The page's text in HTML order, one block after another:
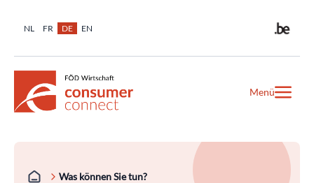
NL FR DE EN
Menü
Was können Sie tun?